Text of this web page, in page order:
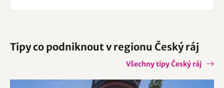
Tipy co podniknout v regionu Český ráj
Všechny tipy Český ráj